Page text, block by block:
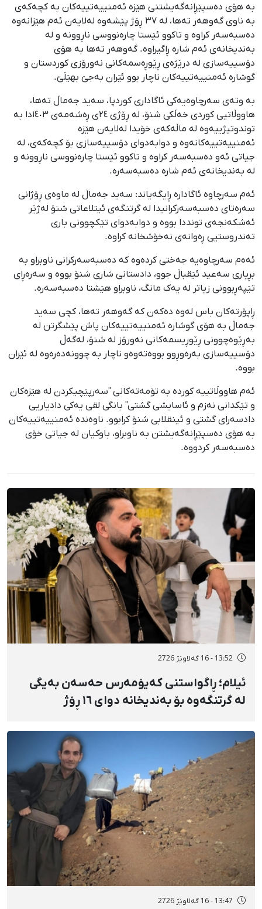
بە هۆی دەسپێڕانەگەیشتنی هێزە ئەمنییەتییەکان بە کچەکەی
بە ناوی گەوهەر تەها، لە ٣٧ ڕۆژ پێشەوە لەلایەن ئەم هێزانەوە
دەسبەسەر کراوە و تاکوو ئێستا چارەنووسی ناڕوونە و لە
بەندیخانەی ئەم شارە ڕاگیراوە. گەوهەر تەها بە هۆی
دۆسییەسازی لە درێژەی ڕێوڕەسمەکانی نەورۆزی کوردستان و
گوشارە ئەمنییەتییەکان ناچار بوو ئێران بەجێ بهێڵێ.
بە وتەی سەرچاوەیەکی ئاگاداری کوردپا، سەید جەماڵ تەها،
هاووڵاتیی کوردی خەڵکی شنۆ، لە ڕۆژی ٢٤ی ڕەشەمەی ١٤٠٣دا بە
توندوتیژییەوە لە ماڵەکەی خۆیدا لەلایەن هێزە
ئەمنییەتییەکانەوە و دوابەدوای دۆسییەسازی بۆ کچەکەی، لە
جیاتی ئەو دەسبەسەر کراوە و تاکوو ئێستا چارەنووسی ناڕوونە و
لە بەندیخانەی ئەم شارە دەسبەسەرە.
ئەم سەرچاوە ئاگادارە ڕایگەیاند: سەید جەماڵ لە ماوەی ڕۆژانی
سەرەتای دەسبەسەرکرانیدا لە گرتنگەی ئیتلاعاتی شنۆ لەژێر
ئەشکەنجەی تونددا بووە و دوابەدوای تێکچوونی باری
تەندروستیی ڕەوانەی نەخۆشخانە کراوە.
ئەەم سەرچاوەیە جەختی کردەوە کە دەسبەسەرکرانی ناوبراو بە
بڕیاری سەعید ئێقباڵ جوو، دادستانی شاری شنۆ بووە و سەرەڕای
تێپەڕبوونی زیاتر لە یەک مانگ، ناوبراو هێشتا دەسبەسەرە.
ڕاپۆرتەکان باس لەوە دەکەن کە گەوهەر تەها، کچی سەید
جەماڵ بە هۆی گوشارە ئەمنییەتییەکان پاش پێشگرتن لە
بەڕێوەچوونی ڕێوڕيسمەکانی نەورۆز لە شنۆ، لەگەڵ
دۆسییەسازی بەرەوڕوو بووەتەوەو ناچار بە چوونەدەرەوە لە ئێران
بووە.
ئەم هاووڵاتییە کوردە بە تۆمەتەکانی "سەرپێچیکردن لە هێزەکان
و تێکدانی نەزم و ئاسایشی گشتی" بانگی لقی یەکی دادیاریی
دادسەرای گشتی و ئینقلابی شنۆ کرابوو. ناوەندە ئەمنییەتییەکان
بە هۆی دەسپێڕانەگەیشتن بە ناوبراو، باوکیان لە جیاتی خۆی
دەسبەسەر کردووە.
13:52 - 16 گەلاوێژ 2726
ئیلام؛ ڕاگواستنی کەیۆمەرس حەسەن بەیگی
لە گرتنگەوە بۆ بەندیخانە دوای ١٦ ڕۆژ
13:47 - 16 گەلاوێژ 2726